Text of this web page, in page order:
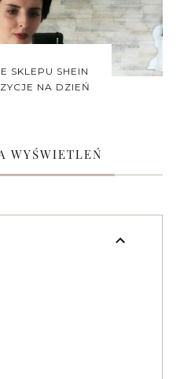
SKLEPU SHEIN
NA DZIEŃ
WYŚWIETLEŃ